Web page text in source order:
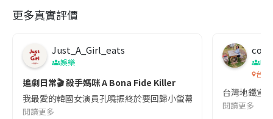
更多真實評價
Just_A_Girl_eats
娛樂
追劇日常🎬 殺手媽咪 A Bona Fide Killer
我最愛的韓國女演員孔曉振終於要回歸小螢幕啦!這次的劇本改編
閱讀更多
co
吹
台灣
台灣地鐵宣
閱讀更多